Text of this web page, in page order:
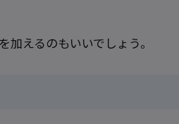
えるのもいいでしょう。